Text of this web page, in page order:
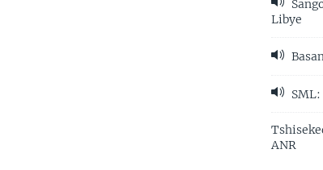
Libye
ANR